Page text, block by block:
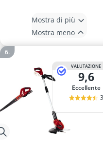
Mostra di più
Mostra meno
VALUTAZIONE
9,6
Eccellente
3